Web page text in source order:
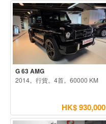
G 63 AMG
2014。行貨。4首。60000 KM
HK$ 930,000